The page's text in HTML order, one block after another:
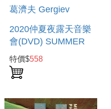
葛濟夫 Gergiev
2020仲夏夜露天音樂
會(DVD) SUMMER
NIGHT CONCERT
2020 (DVD)
特價$558